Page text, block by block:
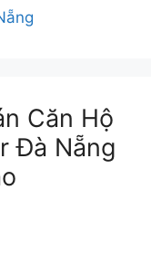
Căn Hộ
Đà Nẵng